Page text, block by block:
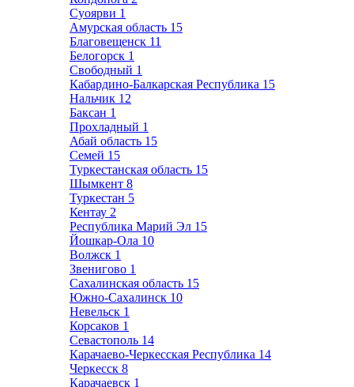
Суоярви 1
Амурская область 15
Благовещенск 11
Белогорск 1
Свободный 1
Кабардино-Балкарская Республика 15
Нальчик 12
Баксан 1
Прохладный 1
Абай область 15
Семей 15
Туркестанская область 15
Шымкент 8
Туркестан 5
Кентау 2
Республика Марий Эл 15
Йошкар-Ола 10
Волжск 1
Звенигово 1
Сахалинская область 15
Южно-Сахалинск 10
Невельск 1
Корсаков 1
Севастополь 14
Карачаево-Черкесская Республика 14
Черкесск 8
Карачаевск 1